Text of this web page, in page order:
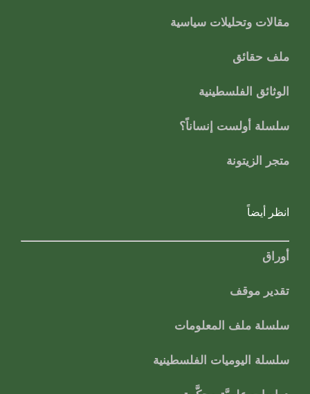
مقالات وتحليلات سياسية
ملف حقائق
الوثائق الفلسطينية
سلسلة أولست إنساناً؟
متجر الزيتونة
انظر أيضاً
أوراق
تقدير موقف
سلسلة ملف المعلومات
سلسلة اليوميات الفلسطينية